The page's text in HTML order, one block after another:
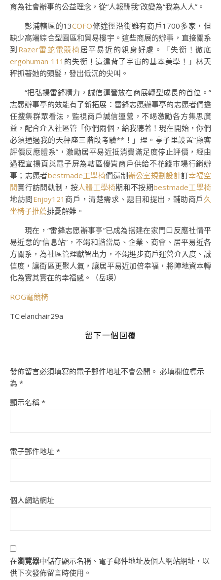
育為社會辦事的公益理念，從“人報酬我”改變為“我為人人”。
彭浦轄區的13COFO條途徑沿街雖有商戶1700多家，但
缺少高端綜合型園區和貿易樓宇。這些商展的辦事，直接關系
到 Razer雷蛇電競椅居平易近的親身好處。「失衡！徹底
ergohuman 111 的失衡！這違背了宇宙的基本美學！」林天
秤抓著她的頭髮，發出低沉的尖叫。
“把弘揚雷鋒精力，誠信運營放在商展轉型成長的首位。”
志愿辦事亭的效能有了新拓展：雷鋒志愿辦事亭的志愿者們擔
任搜集群眾看法，監視商戶誠信運營，不竭激勵各方集思廣
益，配合介入社區管「你們兩個，給我聽著！現在開始，你們
必須通過我的天秤座三階段考驗**！」理。亭子里設置“顧客
評價反應體系”，激勵居平易近抵消費滿足度停止評價，經由
過程宣揚頁與電子屏為轄區優質商戶供給不花錢市場行銷辦
事；志愿者bestmade工學椅們還制辦公室規劃設計訂幸福空
間實行訪問軌制，按人體工學椅期和不按期bestmade工學椅
地訪問Enjoy121 商戶，清楚需求、題目和提出，輔助商戶久
坐椅子推薦排憂解難。
現在，“雷鋒志愿辦事亭”已成為搭建在家門口反應社情平
易近意的“信息站”，不竭和諧當局、企業、商會、居平易近各
方關系，為社區管理獻智出力，不竭進步商戶運營介入度、誠
信度，讓街區更聚人氣，讓居平易近加倍幸福，將陣地資本轉
化為實其實在的幸福感。（岳瑛）
ROG電競椅
TC:elanchair29a
留下一個回覆
發佈留言必須填寫的電子郵件地址不會公開。 必填欄位標示
為 *
顯示名稱 *
電子郵件地址 *
個人網站網址
在瀏覽器中儲存顯示名稱、電子郵件地址及個人網站網址，以
供下次發佈留言時使用。